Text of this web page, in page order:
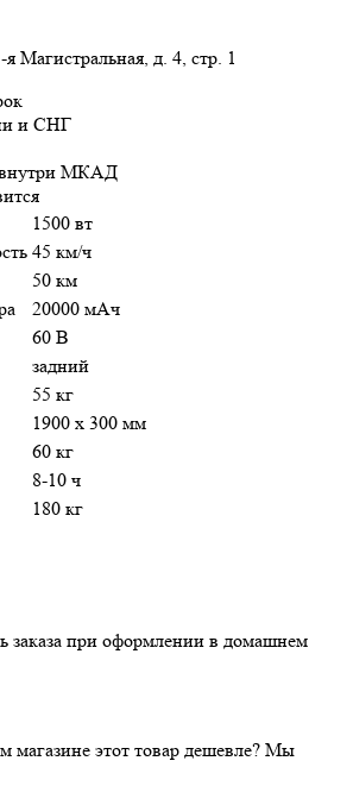
Магистральная, д. 4, стр. 1
и СНГ
МКАД
1500 вт
45 км/ч
50 км
20000 мАч
60 В
задний
55 кг
1900 х 300 мм
60 кг
8-10 ч
180 кг
заказа при оформлении в домашнем
магазине этот товар дешевле? Мы